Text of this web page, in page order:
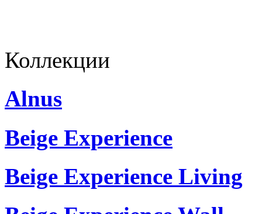
Коллекции
Alnus
Beige Experience
Beige Experience Living